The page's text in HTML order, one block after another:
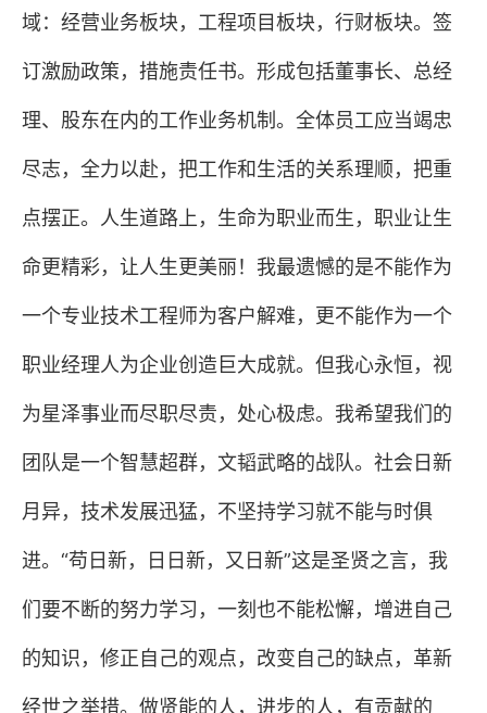
域：经营业务板块，工程项目板块，行财板块。签
订激励政策，措施责任书。形成包括董事长、总经
理、股东在内的工作业务机制。全体员工应当竭忠
尽志，全力以赴，把工作和生活的关系理顺，把重
点摆正。人生道路上，生命为职业而生，职业让生
命更精彩，让人生更美丽！我最遗憾的是不能作为
一个专业技术工程师为客户解难，更不能作为一个
职业经理人为企业创造巨大成就。但我心永恒，视
为星泽事业而尽职尽责，处心极虑。我希望我们的
团队是一个智慧超群，文韬武略的战队。社会日新
月异，技术发展迅猛，不坚持学习就不能与时俱
进。“苟日新，日日新，又日新”这是圣贤之言，我
们要不断的努力学习，一刻也不能松懈，增进自己
的知识，修正自己的观点，改变自己的缺点，革新
经世之举措。做贤能的人，进步的人，有贡献的